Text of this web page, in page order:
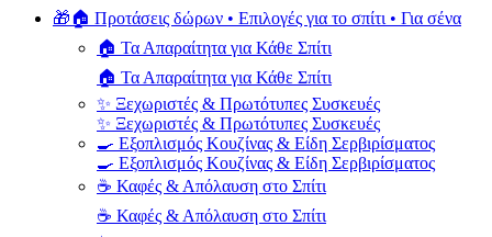
🎁🏠 Προτάσεις δώρων • Επιλογές για το σπίτι • Για σένα
🏠 Τα Απαραίτητα για Κάθε Σπίτι
🏠 Τα Απαραίτητα για Κάθε Σπίτι
✨ Ξεχωριστές & Πρωτότυπες Συσκευές
✨ Ξεχωριστές & Πρωτότυπες Συσκευές
🍳 Εξοπλισμός Κουζίνας & Είδη Σερβιρίσματος
🍳 Εξοπλισμός Κουζίνας & Είδη Σερβιρίσματος
☕ Καφές & Απόλαυση στο Σπίτι
☕ Καφές & Απόλαυση στο Σπίτι